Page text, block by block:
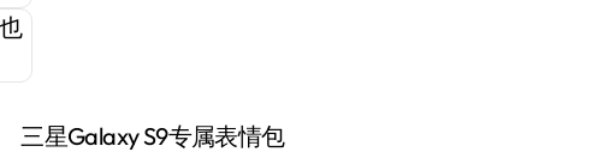
三星Galaxy S9专属表情包